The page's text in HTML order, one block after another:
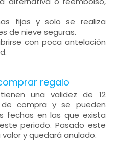
fijas y solo se realiza
de nieve seguras.
con poca antelación
regalo
una validez de 12
compra y se pueden
fechas en las que exista
periodo. Pasado este
y quedará anulado.